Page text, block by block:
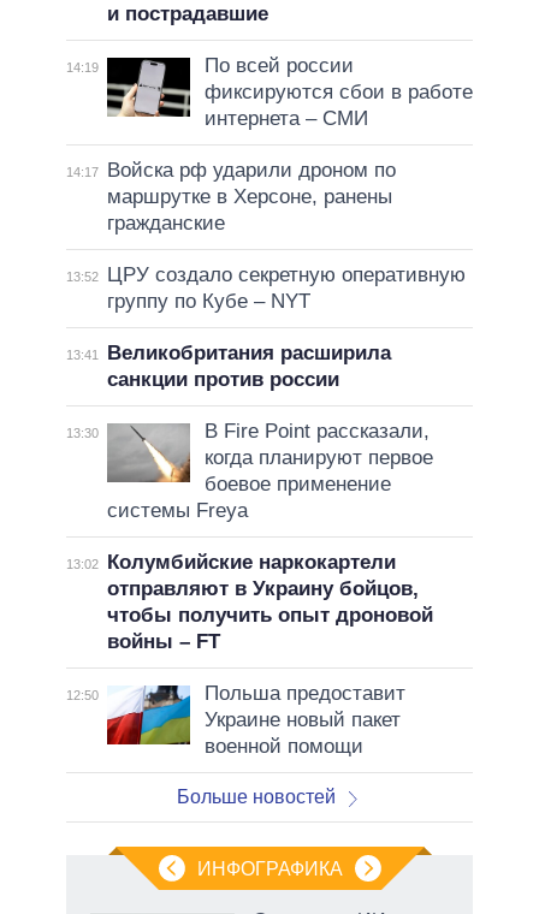
и пострадавшие
14:19
По всей россии
фиксируются сбои в работе
интернета – СМИ
14:17
Войска рф ударили дроном по
маршрутке в Херсоне, ранены
гражданские
13:52
ЦРУ создало секретную оперативную
группу по Кубе – NYT
13:41
Великобритания расширила
санкции против россии
13:30
В Fire Point рассказали,
когда планируют первое
боевое применение
системы Freya
13:02
Колумбийские наркокартели
отправляют в Украину бойцов,
чтобы получить опыт дроновой
войны – FT
12:50
Польша предоставит
Украине новый пакет
военной помощи
Больше новостей
ИНФОГРАФИКА